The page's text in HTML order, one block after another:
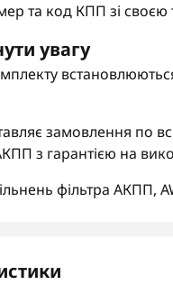
та код КПП зі своєю
увагу
замовлення по
з гарантією на
фільтра АКПП,